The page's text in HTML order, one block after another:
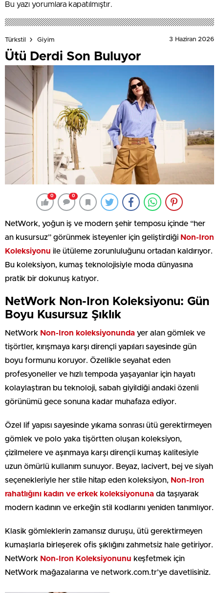
Bu yazı yorumlara kapatılmıştır.
Türkstil Giyim 3 Haziran 2026
Ütü Derdi Son Buluyor
0 0
NetWork, yoğun iş ve modern şehir temposu içinde “her
an kusursuz” görünmek isteyenler için geliştirdiği Non-Iron
Koleksiyonu ile ütüleme zorunluluğunu ortadan kaldırıyor.
Bu koleksiyon, kumaş teknolojisiyle moda dünyasına
pratik bir dokunuş katıyor.
NetWork Non-Iron Koleksiyonu: Gün
Boyu Kusursuz Şıklık
NetWork Non-Iron koleksiyonunda yer alan gömlek ve
tişörtler, kırışmaya karşı dirençli yapıları sayesinde gün
boyu formunu koruyor. Özellikle seyahat eden
profesyoneller ve hızlı tempoda yaşayanlar için hayatı
kolaylaştıran bu teknoloji, sabah giyildiği andaki özenli
görünümü gece sonuna kadar muhafaza ediyor.
Özel lif yapısı sayesinde yıkama sonrası ütü gerektirmeyen
gömlek ve polo yaka tişörtten oluşan koleksiyon,
çizilmelere ve aşınmaya karşı dirençli kumaş kalitesiyle
uzun ömürlü kullanım sunuyor. Beyaz, lacivert, bej ve siyah
seçenekleriyle her stile hitap eden koleksiyon, Non-Iron
rahatlığını kadın ve erkek koleksiyonuna da taşıyarak
modern kadının ve erkeğin stil kodlarını yeniden tanımlıyor.
Klasik gömleklerin zamansız duruşu, ütü gerektirmeyen
kumaşlarla birleşerek ofis şıklığını zahmetsiz hale getiriyor.
NetWork Non-Iron Koleksiyonunu keşfetmek için
NetWork mağazalarına ve network.com.tr’ye davetlisiniz.